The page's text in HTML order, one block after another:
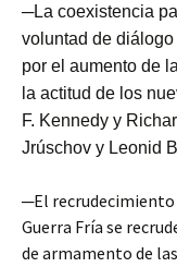
─La coexistencia
voluntad de
por el aumento de
la actitud de los
F. Kennedy y
Jrúschov y Leonid
─El recrudecimiento
Guerra Fría se
de armamento de